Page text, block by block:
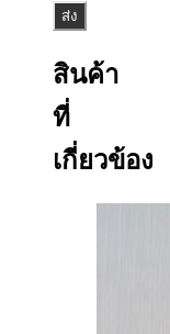
สินค้า
ที่
เกี่ยวข้อง